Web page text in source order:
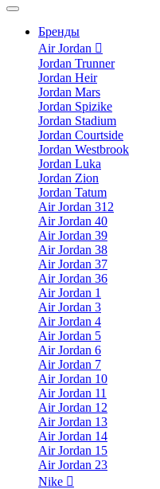
Бренды
Air Jordan
Jordan Trunner
Jordan Heir
Jordan Mars
Jordan Spizike
Jordan Stadium
Jordan Courtside
Jordan Westbrook
Jordan Luka
Jordan Zion
Jordan Tatum
Air Jordan 312
Air Jordan 40
Air Jordan 39
Air Jordan 38
Air Jordan 37
Air Jordan 36
Air Jordan 1
Air Jordan 3
Air Jordan 4
Air Jordan 5
Air Jordan 6
Air Jordan 7
Air Jordan 10
Air Jordan 11
Air Jordan 12
Air Jordan 13
Air Jordan 14
Air Jordan 15
Air Jordan 23
Nike